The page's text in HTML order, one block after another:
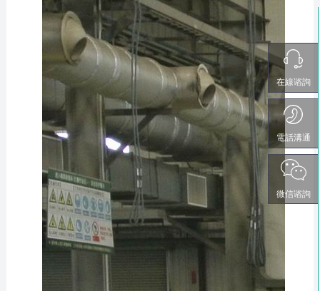
在線谘詢
電話溝通
微信谘詢